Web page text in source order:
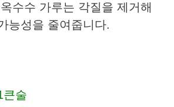
수수 가루는 각질을 제거해
능성을 줄여줍니다.
큰술